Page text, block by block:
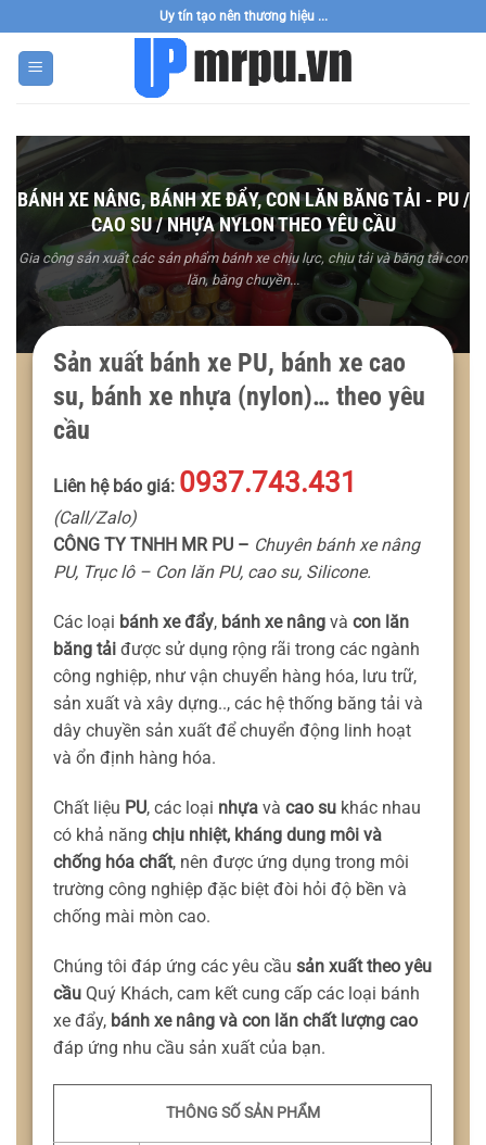
Uy tín tạo nên thương hiệu ...
BÁNH XE NÂNG, BÁNH XE ĐẨY, CON LĂN BĂNG TẢI - PU /
CAO SU / NHỰA NYLON THEO YÊU CẦU
Gia công sản xuất các sản phẩm bánh xe chịu lực, chịu tải và băng tải con
lăn, băng chuyền...
Sản xuất bánh xe PU, bánh xe cao
su, bánh xe nhựa (nylon)… theo yêu
cầu
Liên hệ báo giá: 0937.743.431
(Call/Zalo)
CÔNG TY TNHH MR PU – Chuyên bánh xe nâng
PU, Trục lô – Con lăn PU, cao su, Silicone.
Các loại bánh xe đẩy, bánh xe nâng vàcon lăn
băng tải được sử dụng rộng rãi trong các ngành
công nghiệp, như vận chuyển hàng hóa, lưu trữ,
sản xuất và xây dựng.., các hệ thống băng tải và
dây chuyền sản xuất để chuyển động linh hoạt
và ổn định hàng hóa.
Chất liệu PU, các loại nhựa vàcao su khác nhau
có khả năng chịu nhiệt, kháng dung môi và
chống hóa chất, nên được ứng dụng trong môi
trường công nghiệp đặc biệt đòi hỏi độ bền và
chống mài mòn cao.
Chúng tôi đáp ứng các yêu cầu sản xuất theo yêu
cầu Quý Khách, cam kết cung cấp các loại bánh
xe đẩy, bánh xe nâng và con lăn chất lượng cao
đáp ứng nhu cầu sản xuất của bạn.
THÔNG SỐ SẢN PHẨM